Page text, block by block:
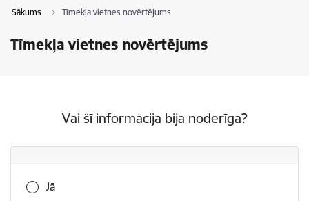
Sākums Tīmekļa vietnes novērtējums
Tīmekļa vietnes novērtējums
Vai šī informācija bija noderīga?
Vai šī informācija bija noderīga?
Jā